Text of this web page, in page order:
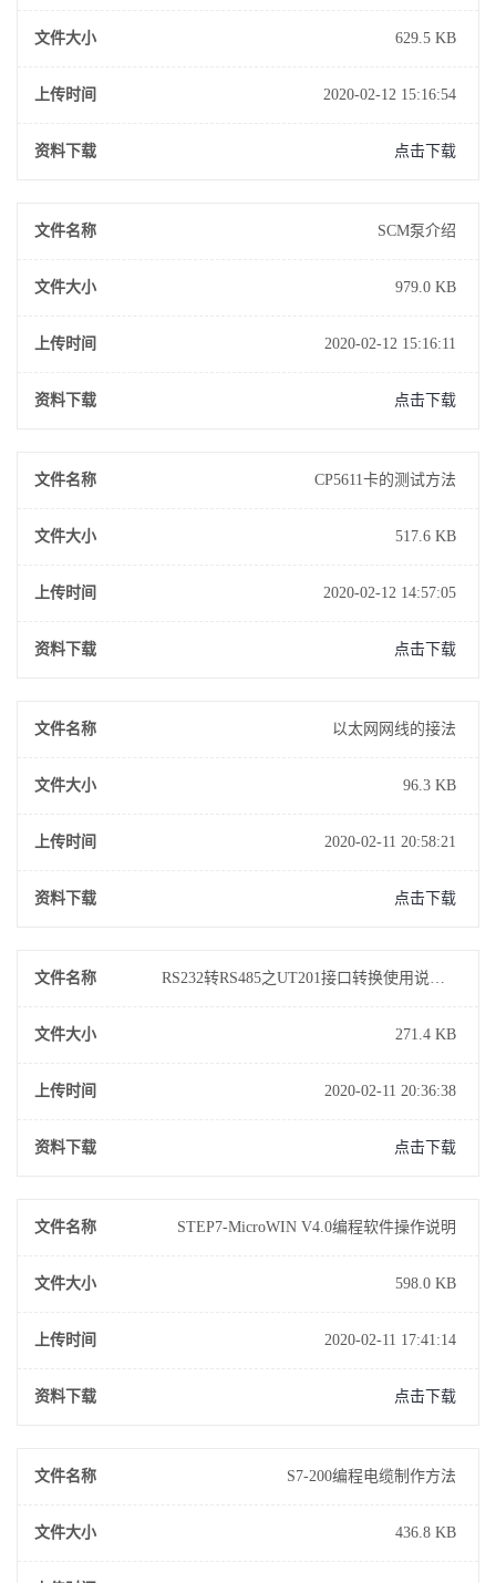
文件大小 629.5 KB
上传时间 2020-02-12 15:16:54
资料下载 点击下载
文件名称 SCM泵介绍
文件大小 979.0 KB
上传时间 2020-02-12 15:16:11
资料下载 点击下载
文件名称 CP5611卡的测试方法
文件大小 517.6 KB
上传时间 2020-02-12 14:57:05
资料下载 点击下载
文件名称 以太网网线的接法
文件大小 96.3 KB
上传时间 2020-02-11 20:58:21
资料下载 点击下载
文件名称 RS232转RS485之UT201接口转换使用说明书
文件大小 271.4 KB
上传时间 2020-02-11 20:36:38
资料下载 点击下载
文件名称 STEP7-MicroWIN V4.0编程软件操作说明
文件大小 598.0 KB
上传时间 2020-02-11 17:41:14
资料下载 点击下载
文件名称 S7-200编程电缆制作方法
文件大小 436.8 KB